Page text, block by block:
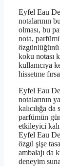
Eyfel Eau
notalarının
olması, bu
nota,
özgünlüğünü
koku notası
kullanıcıya
hissetme
Eyfel Eau
notalarının
kalıcılığa
parfümün
etkileyici
Eyfel Eau
özgü şişe
ambalajı da
deneyim